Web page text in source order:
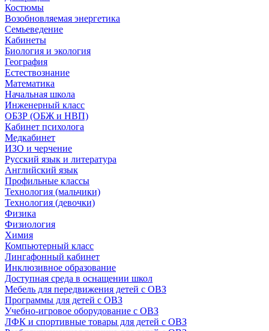
Костюмы
Возобновляемая энергетика
Семьеведение
Кабинеты
Биология и экология
География
Естествознание
Математика
Начальная школа
Инженерный класс
ОБЗР (ОБЖ и НВП)
Кабинет психолога
Медкабинет
ИЗО и черчение
Русский язык и литература
Английский язык
Профильные классы
Технология (мальчики)
Технология (девочки)
Физика
Физиология
Химия
Компьютерный класс
Лингафонный кабинет
Инклюзивное образование
Доступная среда в оснащении школ
Мебель для передвижения детей с ОВЗ
Программы для детей с ОВЗ
Учебно-игровое оборудование с ОВЗ
ЛФК и спортивные товары для детей с ОВЗ